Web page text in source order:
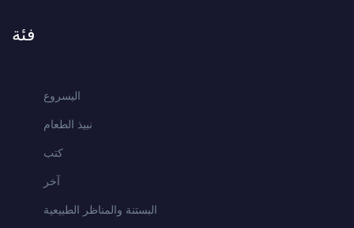
فئة
اليسروع
نبيذ الطعام
كتب
آخر
البستنة والمناظر الطبيعية